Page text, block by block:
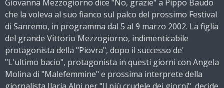
Giovanna Mezzogiorno dice "No, grazie" a Pippo Baudo
che la voleva al suo fianco sul palco del prossimo Festival
di Sanremo, in programma dal 5 al 9 marzo 2002. La figlia
del grande Vittorio Mezzogiorno, indimenticabile
protagonista della "Piovra", dopo il successo de'
"L'ultimo bacio", protagonista in questi giorni con Angela
Molina di "Malefemmine" e prossima interprete della